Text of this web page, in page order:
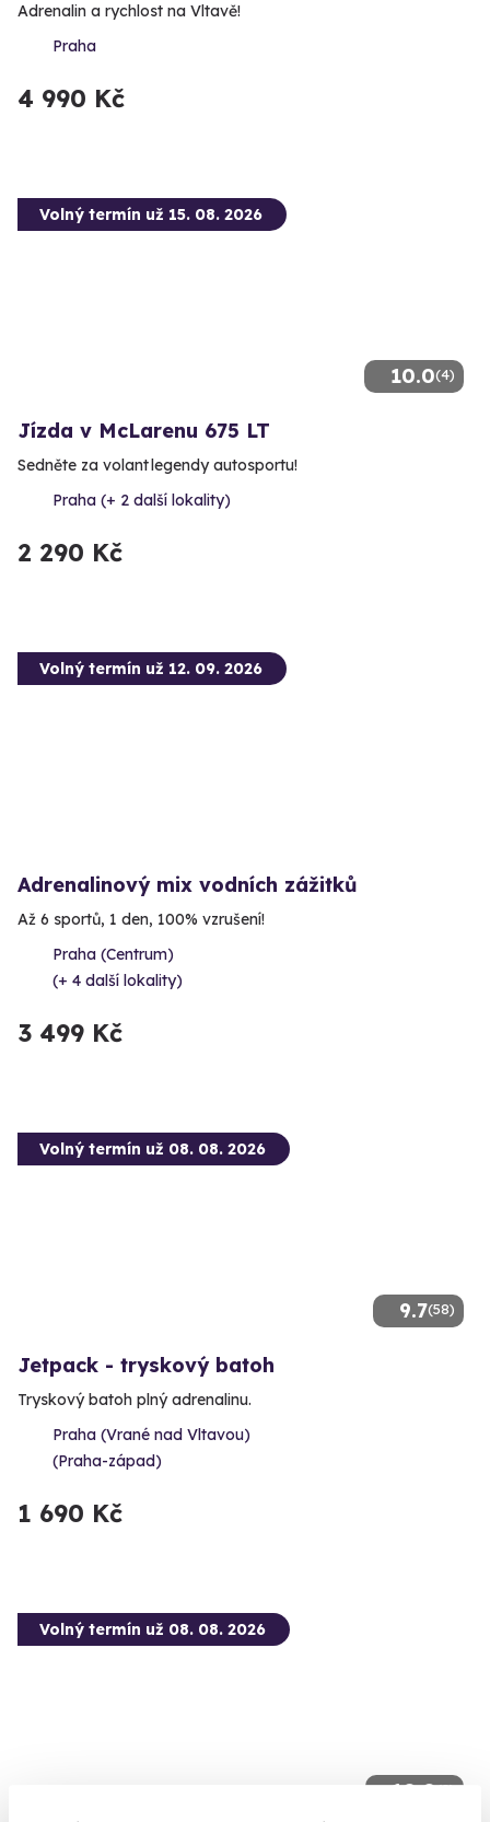
Adrenalin a rychlost na Vltavě!
Praha
4 990 Kč
10.0(4)
Volný termín už 15. 08. 2026
Jízda v McLarenu 675 LT
Sedněte za volant legendy autosportu!
Praha (+ 2 další lokality)
2 290 Kč
Volný termín už 12. 09. 2026
Adrenalinový mix vodních zážitků
Až 6 sportů, 1 den, 100% vzrušení!
Praha (Centrum)
(+ 4 další lokality)
3 499 Kč
9.7(58)
Volný termín už 08. 08. 2026
Jetpack - tryskový batoh
Tryskový batoh plný adrenalinu.
Praha (Vrané nad Vltavou)
(Praha-západ)
1 690 Kč
10.0(2)
Volný termín už 08. 08. 2026